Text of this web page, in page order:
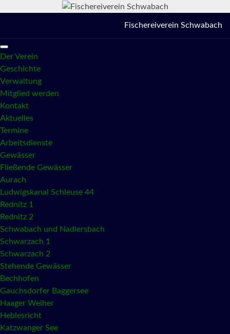
Fischereiverein Schwabach
Der Verein
Geschichte
Verwaltung
Mitglied werden
Kontakt
Aktuelles
Termine
Arbeitsdienste
Gewässer
Fließende Gewässer
Aurach
Ludwigskanal Schleuse 44
Rednitz 1
Rednitz 2
Schwabach und Nadlersbach
Schwarzach 1
Schwarzach 2
Stehende Gewässer
Bechhofen
Gauchsdorfer Baggersee
Haager Weiher
Heblesricht
Katzwanger See